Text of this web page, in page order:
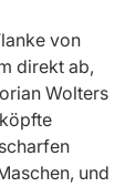
von
direkt ab,
Wolters
und